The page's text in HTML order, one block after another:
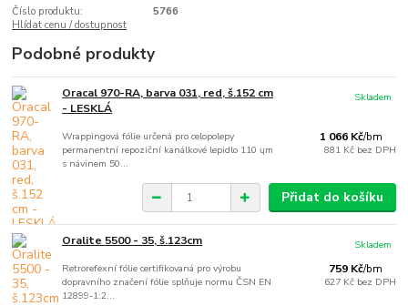
Číslo produktu:
5766
Hlídat cenu / dostupnost
Podobné produkty
Oracal 970-RA, barva 031, red, š.152 cm
- LESKLÁ
Wrappingová fólie určená pro celopolepy
permanentní repoziční kanálkové lepidlo 110 ųm
s návinem 50...
1 066 Kč/bm
881 Kč bez DPH
Skladem
Přidat do košíku
Oralite 5500 - 35, š.123cm
Retrorefexní fólie certifikovaná pro výrobu
dopravního značení fólie splňuje normu ČSN EN
12899-1:2...
759 Kč/bm
627 Kč bez DPH
Skladem